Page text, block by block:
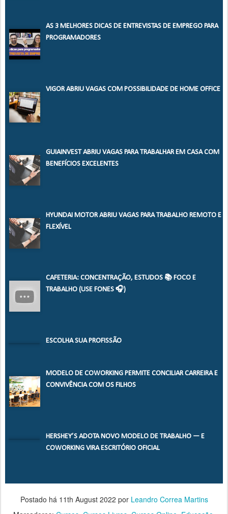
AS 3 MELHORES DICAS DE ENTREVISTAS DE EMPREGO PARA
PROGRAMADORES
VIGOR ABRIU VAGAS COM POSSIBILIDADE DE HOME OFFICE
GUIAINVEST ABRIU VAGAS PARA TRABALHAR EM CASA COM
BENEFÍCIOS EXCELENTES
HYUNDAI MOTOR ABRIU VAGAS PARA TRABALHO REMOTO E
FLEXÍVEL
CAFETERIA: CONCENTRAÇÃO, ESTUDOS 📚 FOCO E
TRABALHO (USE FONES 🎧)
ESCOLHA SUA PROFISSÃO
MODELO DE COWORKING PERMITE CONCILIAR CARREIRA E
CONVIVÊNCIA COM OS FILHOS
HERSHEY’S ADOTA NOVO MODELO DE TRABALHO — E
COWORKING VIRA ESCRITÓRIO OFICIAL
Postado há 11th August 2022 por Leandro Correa Martins